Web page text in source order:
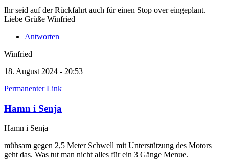
Ihr seid auf der Rückfahrt auch für einen Stop over eingeplant.
Liebe Grüße Winfried
Antworten
Winfried
18. August 2024 - 20:53
Permanenter Link
Hamn i Senja
Hamn i Senja
mühsam gegen 2,5 Meter Schwell mit Unterstützung des Motors
geht das. Was tut man nicht alles für ein 3 Gänge Menue.